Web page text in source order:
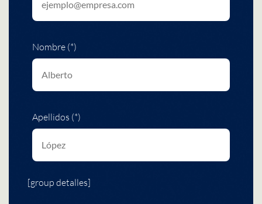
Nombre (*)
Apellidos (*)
[group detalles]